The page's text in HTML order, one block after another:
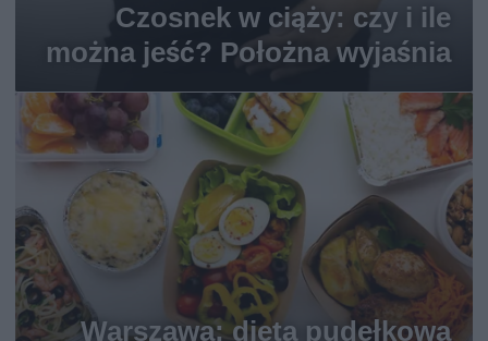
Czosnek w ciąży: czy i ile
można jeść? Położna wyjaśnia
Warszawa: dieta pudełkowa